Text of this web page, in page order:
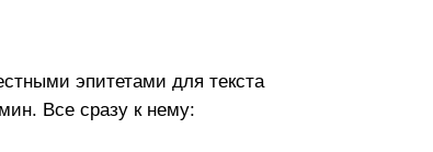
эпитетами для текста
Все сразу к нему: